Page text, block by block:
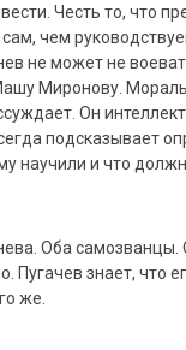
Честь то, что
чем
не может не
Миронову.
Он
подсказывает
научили и что
Оба самозванцы.
Пугачев знает, что
же.